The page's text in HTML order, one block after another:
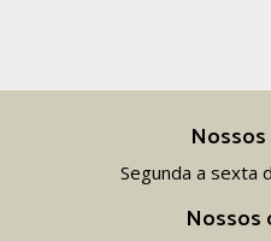
Segunda a sexta
Nossos